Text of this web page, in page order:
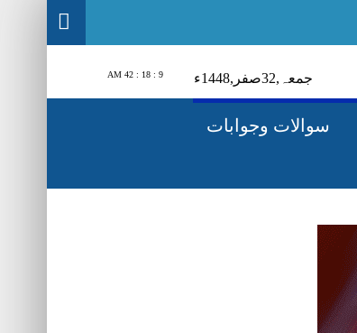
9 : 18 : 43 AM جمعہ‬‮, 23صفر‬, 1448ء
سوالات وجوابات